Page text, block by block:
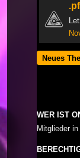
Neues
WER IST
Mitglieder